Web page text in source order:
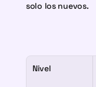
solo los nuevos.
Nivel